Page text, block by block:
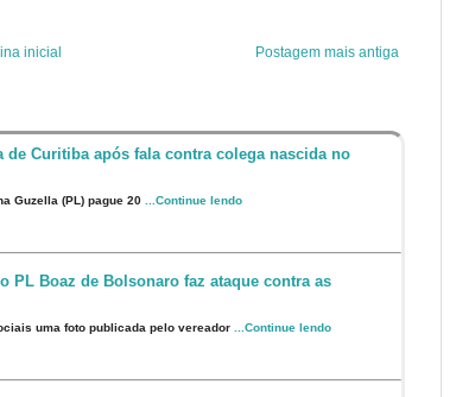
Postagem mais antiga
inicial
Curitiba após fala contra colega nascida no
Guzella (PL) pague 20 ...Continue lendo
PL Boaz de Bolsonaro faz ataque contra as
uma foto publicada pelo vereador ...Continue lendo